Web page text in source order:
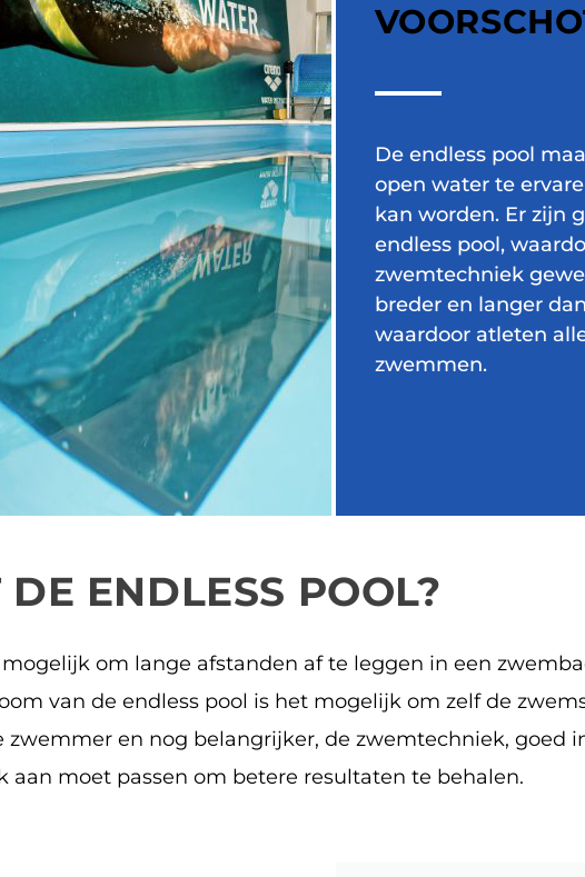
De endless pool
open water te
kan worden. Er zijn
endless pool,
zwemtechniek
breder en langer
waardoor atleten
zwemmen.
ENDLESS POOL?
om lange afstanden af te leggen in een
van de endless pool is het mogelijk om zelf de
zwemmer en nog belangrijker, de zwemtechniek, goed
aan moet passen om betere resultaten te behalen.